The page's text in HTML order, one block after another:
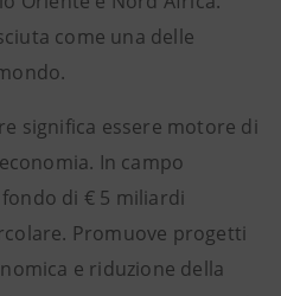
come una delle
significa essere motore di
In campo
di € 5 miliardi
Promuove progetti
e riduzione della